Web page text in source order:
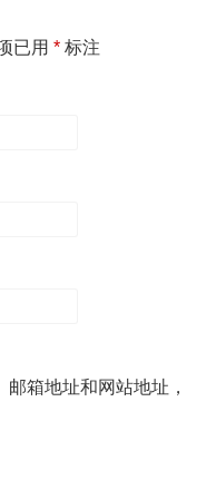
已用* 标注
箱地址和网站地址，